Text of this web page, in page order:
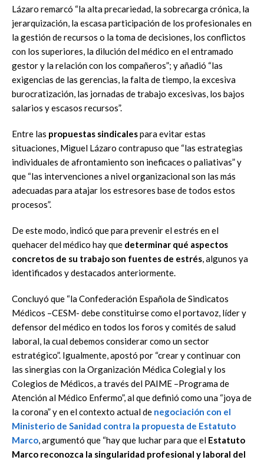
Lázaro remarcó “la alta precariedad, la sobrecarga crónica, la
jerarquización, la escasa participación de los profesionales en
la gestión de recursos o la toma de decisiones, los conflictos
con los superiores, la dilución del médico en el entramado
gestor y la relación con los compañeros”; y añadió “las
exigencias de las gerencias, la falta de tiempo, la excesiva
burocratización, las jornadas de trabajo excesivas, los bajos
salarios y escasos recursos”.
Entre las propuestas sindicalespara evitar estas
situaciones, Miguel Lázaro contrapuso que “las estrategias
individuales de afrontamiento son ineficaces o paliativas” y
que “las intervenciones a nivel organizacional son las más
adecuadas para atajar los estresores base de todos estos
procesos”.
De este modo, indicó que para prevenir el estrés en el
quehacer del médico hay que determinar qué aspectos
concretos de su trabajo son fuentes de estrés, algunos ya
identificados y destacados anteriormente.
Concluyó que “la Confederación Española de Sindicatos
Médicos –CESM- debe constituirse como el portavoz, líder y
defensor del médico en todos los foros y comités de salud
laboral, la cual debemos considerar como un sector
estratégico”. Igualmente, apostó por “crear y continuar con
las sinergias con la Organización Médica Colegial y los
Colegios de Médicos, a través del PAIME –Programa de
Atención al Médico Enfermo”, al que definió como una “joya de
la corona” y en el contexto actual de negociación con el
Ministerio de Sanidad contra la propuesta de Estatuto
Marco, argumentó que “hay que luchar para que el Estatuto
Marco reconozca la singularidad profesional y laboral del